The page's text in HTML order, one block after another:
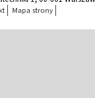
Mapa strony